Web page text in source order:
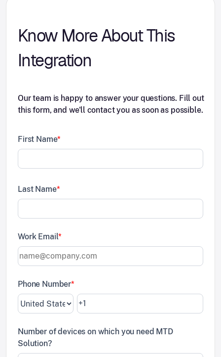
Know More About This
Integration
Our team is happy to answer your questions. Fill out
this form, and we'll contact you as soon as possible.
First Name*
Last Name*
Work Email*
Phone Number*
Number of devices on which you need MTD
Solution?